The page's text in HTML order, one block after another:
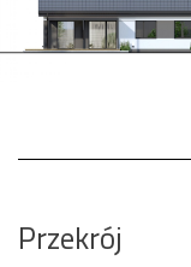
Przekrój